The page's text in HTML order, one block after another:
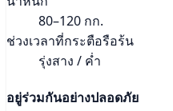
80–120 กก.
ช่วงเวลาที่กระตือรือร้น
รุ่งสาง / ค่ำ
อยู่ร่วมกันอย่างปลอดภัย